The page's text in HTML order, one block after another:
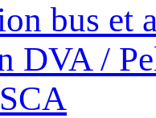
bus et
DVA /